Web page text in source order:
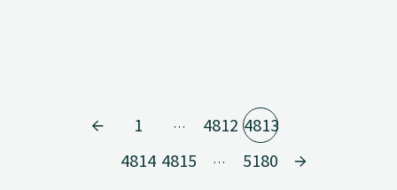
1 … 4812 4813
4814 4815 … 5180